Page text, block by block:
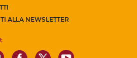
ALLA NEWSLETTER